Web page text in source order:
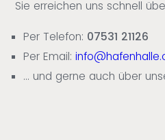
Sie erreichen uns schnell
Per Telefon: 07531 21126
Per Email:
... und gerne auch über